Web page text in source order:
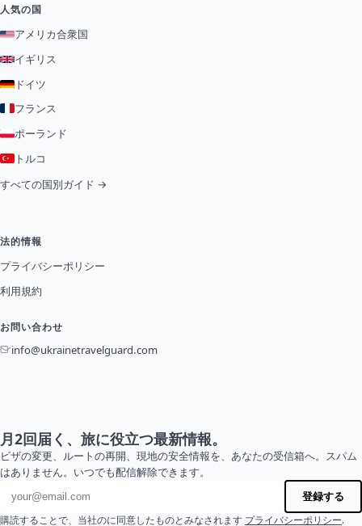
人気の国
アメリカ合衆国
イギリス
ドイツ
フランス
ポーランド
トルコ
すべての国別ガイド →
法的情報
プライバシーポリシー
利用規約
お問い合わせ
info@ukrainetravelguard.com
月2回届く、旅に役立つ最新情報。
ビザの変更、ルートの再開、現地の安全情報を、あなたの受信箱へ。スパム
はありません。いつでも配信解除できます。
メールアドレス
登録する
購読することで、当社のに同意したものとみなされます プライバシーポリシー.